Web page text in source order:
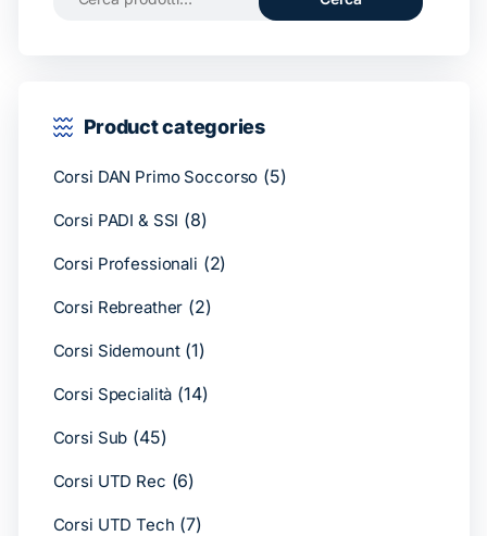
Product categories
Corsi DAN Primo Soccorso (5)
Corsi PADI & SSI (8)
Corsi Professionali (2)
Corsi Rebreather (2)
Corsi Sidemount (1)
Corsi Specialità (14)
Corsi Sub (45)
Corsi UTD Rec (6)
Corsi UTD Tech (7)